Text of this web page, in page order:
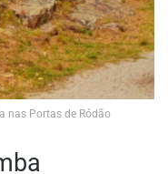
nas Portas de Ródão